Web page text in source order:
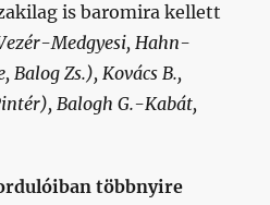
is baromira kellett
Medgyesi, Hahn-
Zs.), Kovács B.,
Balogh G.-Kabát,
többnyire